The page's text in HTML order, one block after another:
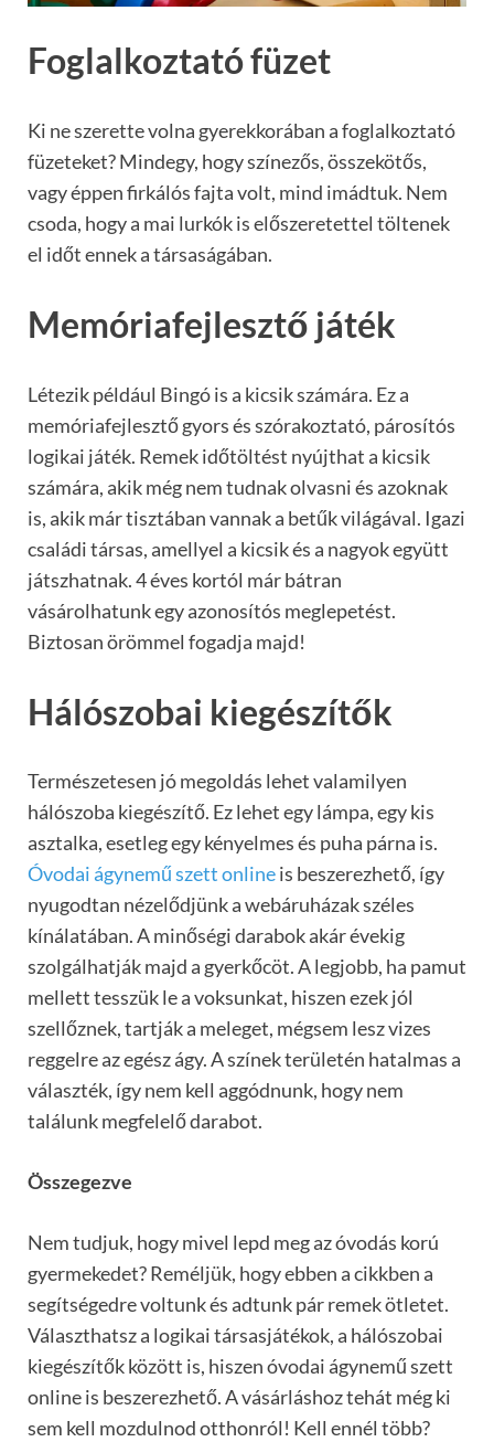
Foglalkoztató füzet
Ki ne szerette volna gyerekkorában a foglalkoztató
füzeteket? Mindegy, hogy színezős, összekötős,
vagy éppen firkálós fajta volt, mind imádtuk. Nem
csoda, hogy a mai lurkók is előszeretettel töltenek
el időt ennek a társaságában.
Memóriafejlesztő játék
Létezik például Bingó is a kicsik számára. Ez a
memóriafejlesztő gyors és szórakoztató, párosítós
logikai játék. Remek időtöltést nyújthat a kicsik
számára, akik még nem tudnak olvasni és azoknak
is, akik már tisztában vannak a betűk világával. Igazi
családi társas, amellyel a kicsik és a nagyok együtt
játszhatnak. 4 éves kortól már bátran
vásárolhatunk egy azonosítós meglepetést.
Biztosan örömmel fogadja majd!
Hálószobai kiegészítők
Természetesen jó megoldás lehet valamilyen
hálószoba kiegészítő. Ez lehet egy lámpa, egy kis
asztalka, esetleg egy kényelmes és puha párna is.
Óvodai ágynemű szett onlineis beszerezhető, így
nyugodtan nézelődjünk a webáruházak széles
kínálatában. A minőségi darabok akár évekig
szolgálhatják majd a gyerkőcöt. A legjobb, ha pamut
mellett tesszük le a voksunkat, hiszen ezek jól
szellőznek, tartják a meleget, mégsem lesz vizes
reggelre az egész ágy. A színek területén hatalmas a
választék, így nem kell aggódnunk, hogy nem
találunk megfelelő darabot.
Összegezve
Nem tudjuk, hogy mivel lepd meg az óvodás korú
gyermekedet? Reméljük, hogy ebben a cikkben a
segítségedre voltunk és adtunk pár remek ötletet.
Választhatsz a logikai társasjátékok, a hálószobai
kiegészítők között is, hiszen óvodai ágynemű szett
online is beszerezhető. A vásárláshoz tehát még ki
sem kell mozdulnod otthonról! Kell ennél több?